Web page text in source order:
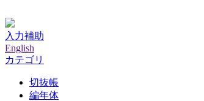
入力補助
English
カテゴリ
切抜帳
編年体